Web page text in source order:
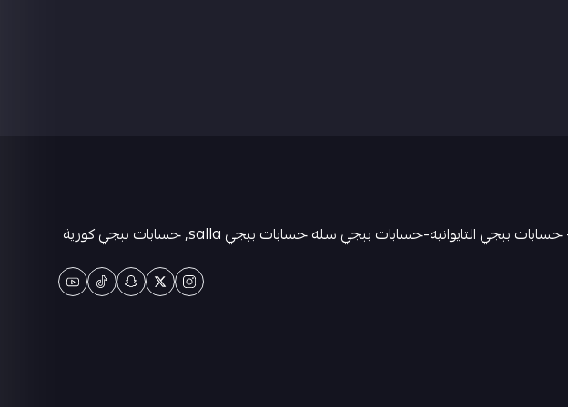
متجر كيان حسابات ببجي العالمية . حسابات ببجي عشوائية-متجر ببجي حسابات-حسابات ببجي كورية - حسابات ببجي التايوانيه-حسابات ببجي سله حسابات ببجي salla, حسابات ببجي كورية